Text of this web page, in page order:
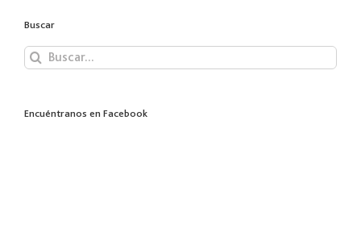
Buscar
Buscar:
Encuéntranos en Facebook